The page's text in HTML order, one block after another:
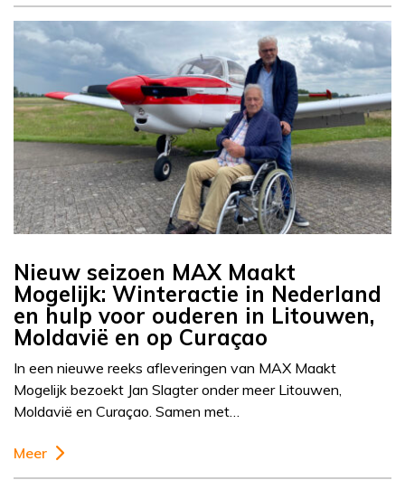
Nieuw seizoen MAX Maakt
Mogelijk: Winteractie in Nederland
en hulp voor ouderen in Litouwen,
Moldavië en op Curaçao
In een nieuwe reeks afleveringen van MAX Maakt
Mogelijk bezoekt Jan Slagter onder meer Litouwen,
Moldavië en Curaçao. Samen met…
Meer